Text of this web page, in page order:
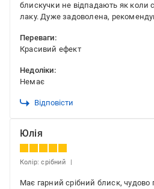
блискучки не відпадають як коли
лаку. Дуже задоволена,
Переваги:
Красивий ефект
Недоліки:
Немає
Відповісти
Юлія
Колір: срібний
Має гарний срібний блиск, чудово